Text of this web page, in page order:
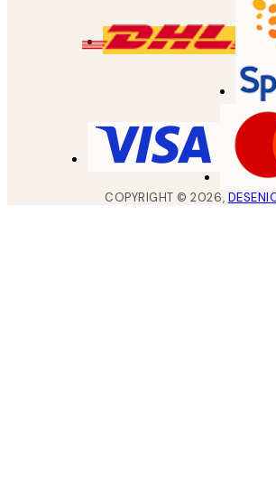
COPYRIGHT ©2026,